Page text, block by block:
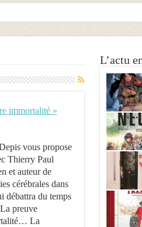
immortalité »
vous propose
Thierry Paul
et auteur de
cérébrales dans
débattra du temps
preuve
La
L’actu